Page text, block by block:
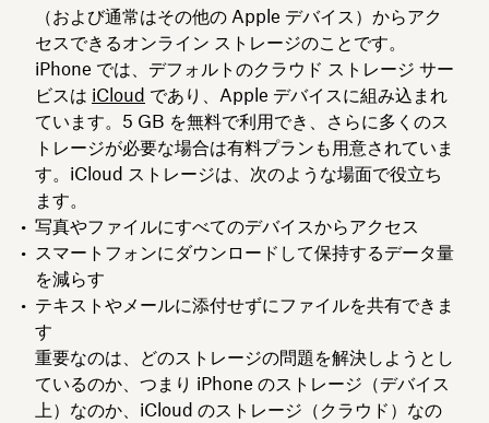
（および通常はその他の Apple デバイス）からアク
セスできるオンライン ストレージのことです。
iPhone では、デフォルトのクラウド ストレージ サー
ビスは iCloud であり、Apple デバイスに組み込まれ
ています。5 GB を無料で利用でき、さらに多くのス
トレージが必要な場合は有料プランも用意されていま
す。iCloud ストレージは、次のような場面で役立ち
ます。
写真やファイルにすべてのデバイスからアクセス
スマートフォンにダウンロードして保持するデータ量
を減らす
テキストやメールに添付せずにファイルを共有できま
す
重要なのは、どのストレージの問題を解決しようとし
ているのか、つまり iPhone のストレージ（デバイス
上）なのか、iCloud のストレージ（クラウド）なの